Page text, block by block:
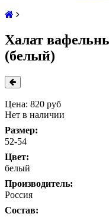
Халат
(белый)
Цена: 820 руб
Нет в наличии
Размер:
52-54
Цвет:
белый
Производитель:
Россия
Состав: